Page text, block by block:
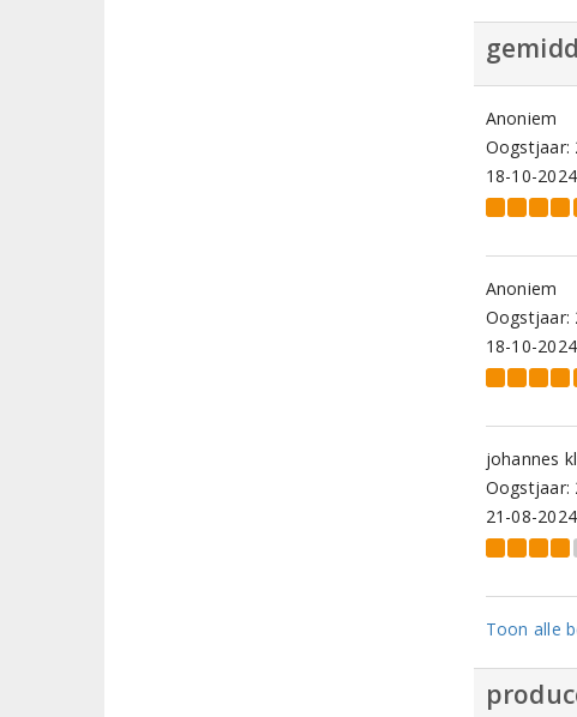
Anoniem
Oogstjaar:
18-10-
Anoniem
Oogstjaar:
18-10-
johannes
Oogstjaar:
21-08-
Toon alle